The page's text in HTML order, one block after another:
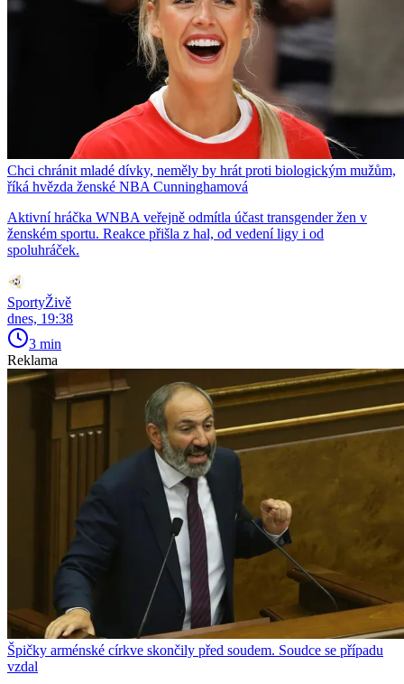
Chci chránit mladé dívky, neměly by hrát proti biologickým mužům,
říká hvězda ženské NBA Cunninghamová
Aktivní hráčka WNBA veřejně odmítla účast transgender žen v
ženském sportu. Reakce přišla z hal, od vedení ligy i od
spoluhráček.
SportyŽivě
dnes, 19:38
3 min
Reklama
Špičky arménské církve skončily před soudem. Soudce se případu
vzdal